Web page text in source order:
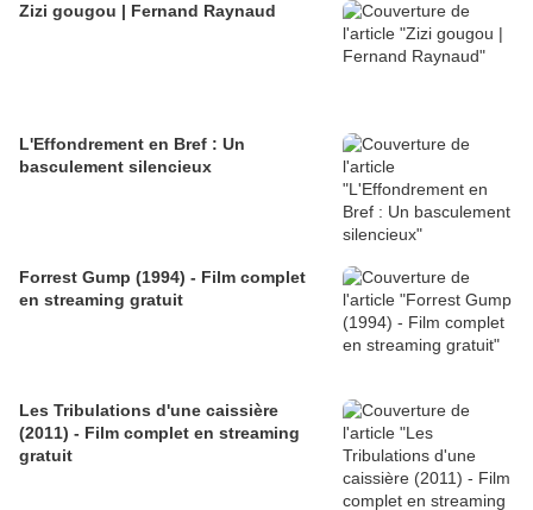
Zizi gougou | Fernand Raynaud
L'Effondrement en Bref : Un
basculement silencieux
Forrest Gump (1994) - Film complet
en streaming gratuit
Les Tribulations d'une caissière
(2011) - Film complet en streaming
gratuit